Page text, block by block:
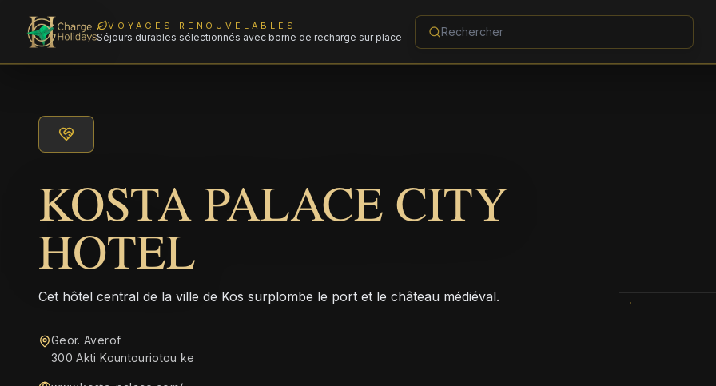
VOYAGES RENOUVELABLES
Séjours durables sélectionnés avec borne de recharge sur place
KOSTA PALACE CITY
HOTEL
Cet hôtel central de la ville de Kos surplombe le port et le château médiéval.
Geor. Averof
300 Akti Kountouriotou ke